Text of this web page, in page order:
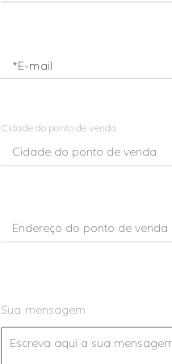
*E-mail
Cidade do ponto de venda
Sua mensagem